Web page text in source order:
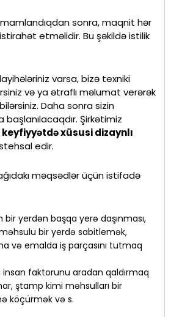
sonra, maqnit hər
etməlidir. Bu şəkildə istilik
varsa, bizə texniki
və ya ətraflı məlumat verərək
Daha sonra sizin
Şirkətimiz
xüsusi dizaynlı
edir.
məqsədlər üçün istifadə
yerdən başqa yerə daşınması,
bir yerdə sabitlemək,
və emalda iş parçasını tutmaq
insan faktorunu aradan qaldırmaq
ştamp kimi məhsulları bir
köçürmək və s.